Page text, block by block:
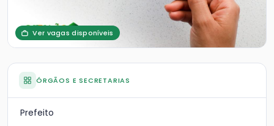
Ver vagas disponíveis
ÓRGÃOS E SECRETARIAS
Prefeito